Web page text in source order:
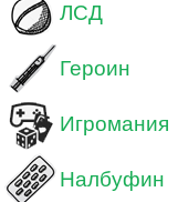
ЛСД
Героин
Игромания
Налбуфин